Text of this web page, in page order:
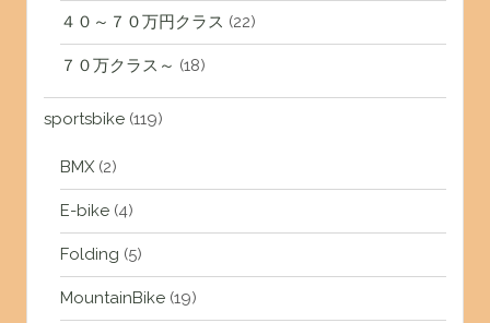
４０～７０万円クラス (22)
７０万クラス～ (18)
sportsbike(119)
BMX(2)
E-bike(4)
Folding (5)
MountainBike(19)